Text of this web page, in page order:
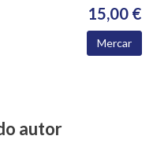
IGREXA
15,00 €
Mercar
autor